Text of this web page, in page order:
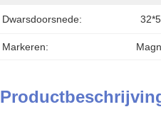
Dwarsdoorsnede:
Markeren: